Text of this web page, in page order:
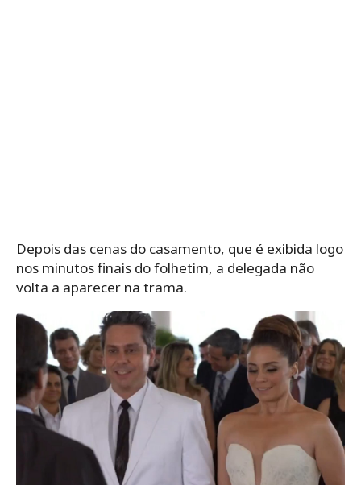
Depois das cenas do casamento, que é exibida logo
nos minutos finais do folhetim, a delegada não
volta a aparecer na trama.